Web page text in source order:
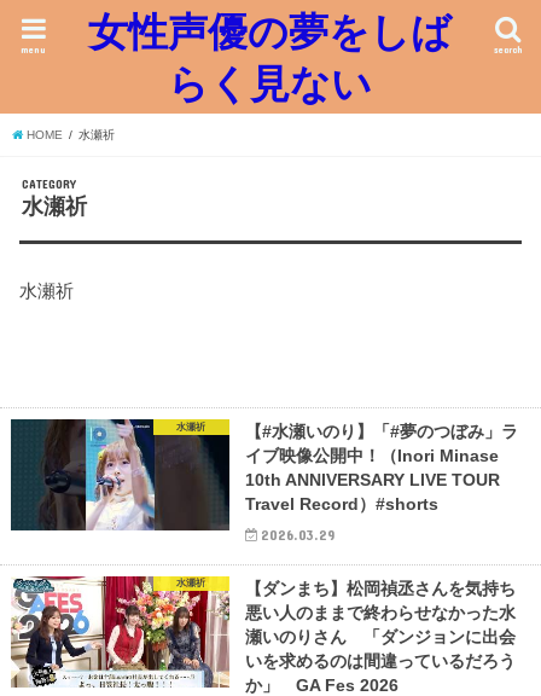
女性声優の夢をしば
らく見ない
search
menu
HOME 水瀬祈
CATEGORY
水瀬祈
水瀬祈
水瀬祈
【#水瀬いのり】「#夢のつぼみ」ラ
イブ映像公開中！（Inori Minase
10th ANNIVERSARY LIVE TOUR
Travel Record）#shorts
2026.03.29
水瀬祈
【ダンまち】松岡禎丞さんを気持ち
悪い人のままで終わらせなかった水
瀬いのりさん 「ダンジョンに出会
いを求めるのは間違っているだろう
か」 GA Fes 2026